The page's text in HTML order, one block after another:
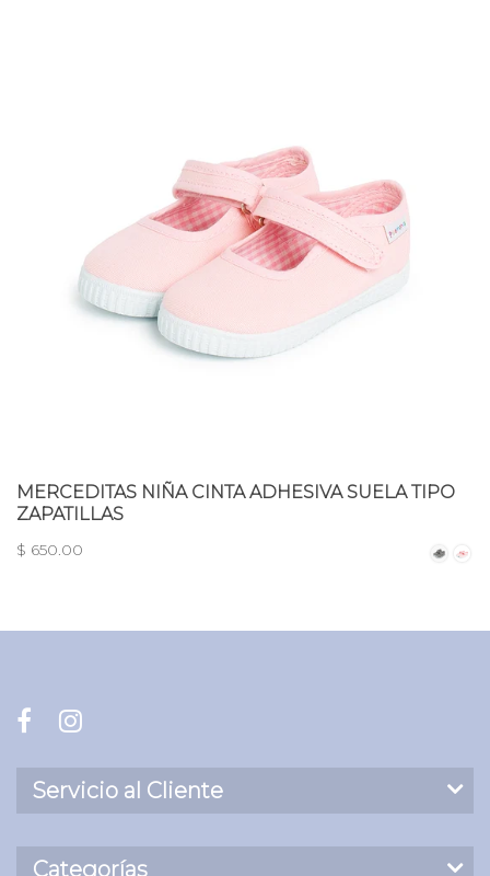
MERCEDITAS NIÑA CINTA ADHESIVA SUELA TIPO
ZAPATILLAS
$ 650.00
Servicio al Cliente
Categorías